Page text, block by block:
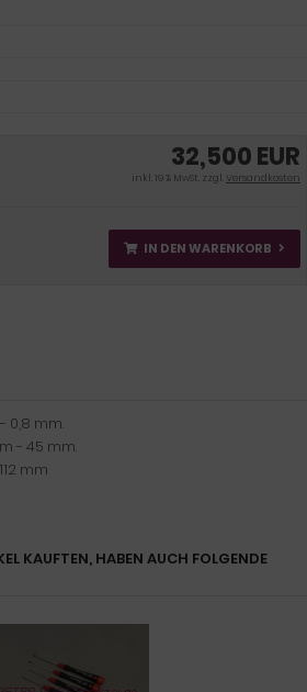
32,500 EUR
inkl. 19 % MwSt. zzgl.Versandkosten
IN DEN WARENKORB
0,8 mm.
- 45 mm.
mm
KAUFTEN, HABEN AUCH FOLGENDE